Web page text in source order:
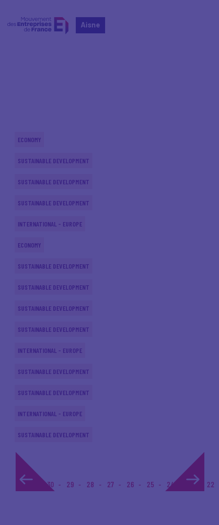
Aisne
ECONOMY
SUSTAINABLE DEVELOPMENT
SUSTAINABLE DEVELOPMENT
SUSTAINABLE DEVELOPMENT
INTERNATIONAL - EUROPE
ECONOMY
SUSTAINABLE DEVELOPMENT
SUSTAINABLE DEVELOPMENT
SUSTAINABLE DEVELOPMENT
SUSTAINABLE DEVELOPMENT
INTERNATIONAL - EUROPE
SUSTAINABLE DEVELOPMENT
SUSTAINABLE DEVELOPMENT
INTERNATIONAL - EUROPE
SUSTAINABLE DEVELOPMENT
1... 30 29 28 27 26 25 24 23 22